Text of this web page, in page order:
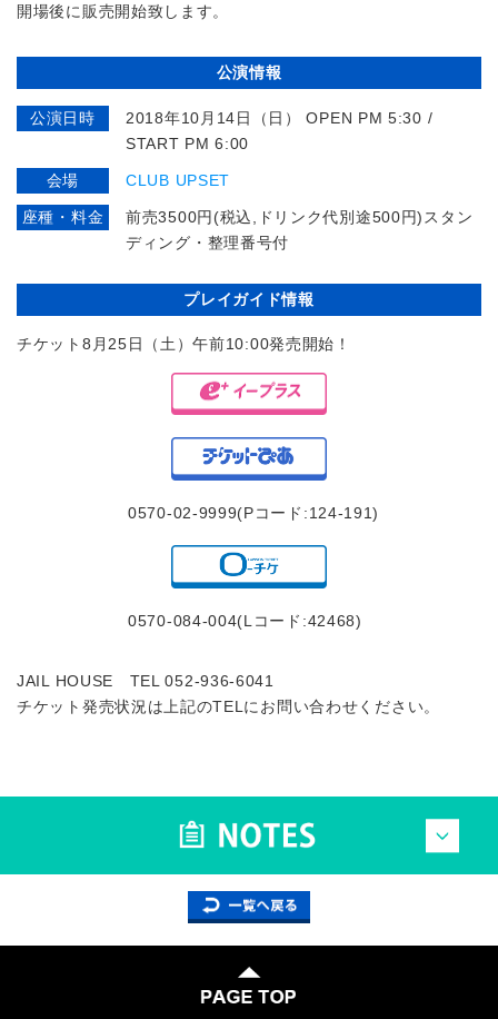
開場後に販売開始致します。
公演情報
公演日時
2018年10月14日（日） OPEN PM 5:30 /
START PM 6:00
会場 CLUB UPSET
座種・料金
前売3500円(税込,ドリンク代別途500円)スタン
ディング・整理番号付
プレイガイド情報
チケット8月25日（土）午前10:00発売開始！
0570-02-9999(Pコード:124-191)
0570-084-004(Lコード:42468)
JAIL HOUSE TEL 052-936-6041
チケット発売状況は上記のTELにお問い合わせください。